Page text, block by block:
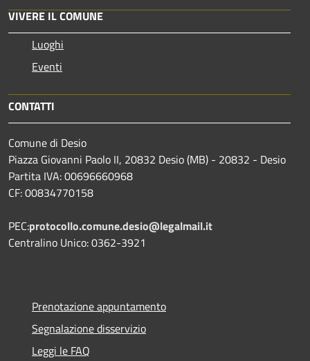
VIVERE IL COMUNE
Luoghi
Eventi
CONTATTI
Comune di Desio
Piazza Giovanni Paolo II, 20832 Desio (MB) - 20832 - Desio
Partita IVA: 00696660968
CF: 00834770158
PEC:protocollo.comune.desio@legalmail.it
Centralino Unico: 0362-3921
Prenotazione appuntamento
Segnalazione disservizio
Leggi le FAQ